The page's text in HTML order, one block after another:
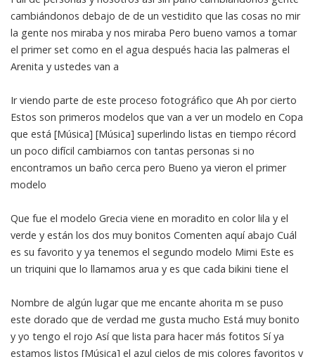
cambiándonos debajo de de un vestidito que las cosas no mir
la gente nos miraba y nos miraba Pero bueno vamos a tomar
el primer set como en el agua después hacia las palmeras el
Arenita y ustedes van a
Ir viendo parte de este proceso fotográfico que Ah por cierto
Estos son primeros modelos que van a ver un modelo en Copa
que está [Música] [Música] superlindo listas en tiempo récord
un poco difícil cambiarnos con tantas personas si no
encontramos un baño cerca pero Bueno ya vieron el primer
modelo
Que fue el modelo Grecia viene en moradito en color lila y el
verde y están los dos muy bonitos Comenten aquí abajo Cuál
es su favorito y ya tenemos el segundo modelo Mimi Este es
un triquini que lo llamamos arua y es que cada bikini tiene el
Nombre de algún lugar que me encante ahorita m se puso
este dorado que de verdad me gusta mucho Está muy bonito
y yo tengo el rojo Así que lista para hacer más fotitos Sí ya
estamos listos [Música] el azul cielos de mis colores favoritos y